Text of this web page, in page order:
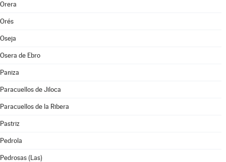
Orera
Orés
Oseja
Osera de Ebro
Paniza
Paracuellos de Jiloca
Paracuellos de la Ribera
Pastriz
Pedrola
Pedrosas (Las)